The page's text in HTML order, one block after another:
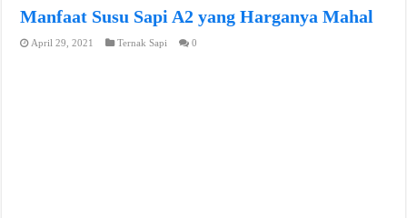
Manfaat Susu Sapi A2 yang Harganya Mahal
April 29, 2021 Ternak Sapi 0